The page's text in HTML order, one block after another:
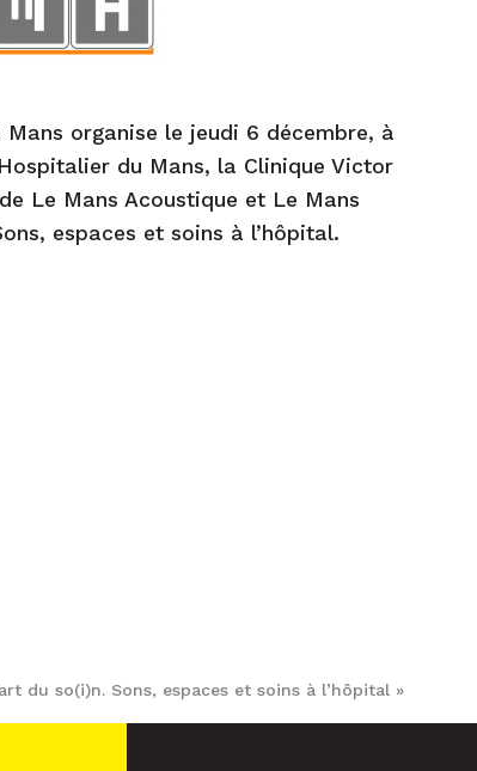
Mans organise le jeudi 6 décembre, à
du Mans, la Clinique Victor
Le Mans Acoustique et Le Mans
espaces et soins à l’hôpital.
du so(i)n. Sons, espaces et soins à l’hôpital »